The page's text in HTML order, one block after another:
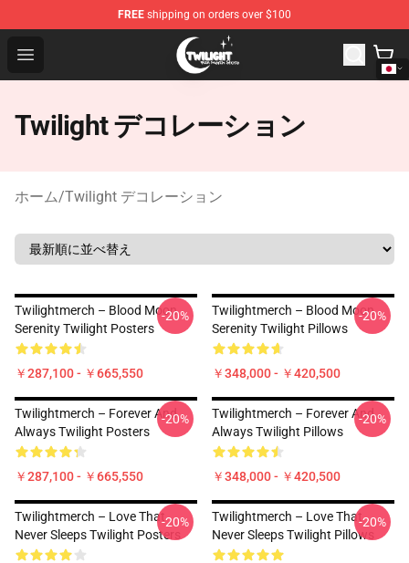
FREE shipping on orders over $100
Open menu
Twilight Store - Official Twilight Merchandise Shop
Twilight デコレーション
ホーム/Twilight デコレーション
Twilightmerch – Blood Moon
Serenity Twilight Posters
￥287,100 - ￥665,550
-20%
Twilightmerch – Blood Moon
Serenity Twilight Pillows
￥348,000 - ￥420,500
-20%
Twilightmerch – Forever And
Always Twilight Posters
￥287,100 - ￥665,550
-20%
Twilightmerch – Forever And
Always Twilight Pillows
￥348,000 - ￥420,500
-20%
Twilightmerch – Love That
Never Sleeps Twilight Posters
-20%
Twilightmerch – Love That
Never Sleeps Twilight Pillows
-20%